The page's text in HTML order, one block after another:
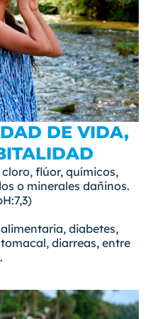
DE VIDA,
flúor, químicos,
o minerales dañinos.
diabetes,
diarreas, entre